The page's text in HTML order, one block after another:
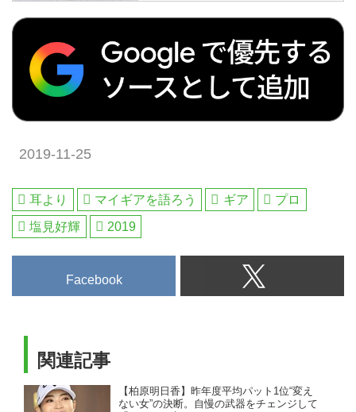
たトーナメントクオリティコース
「ジャパンPGAゴルフ」が名義変
更受付中です。千葉県内だけでな
ーを使うことで「通いやすい!」
2019-11-25
耳より マイギアを語ろう ギア
プロ
塩見好輝
2019
Facebook
関連記事
【柏原明日香】昨年度平均パット1位“変え
ない女”の決断。自慢の武器をチェンジして